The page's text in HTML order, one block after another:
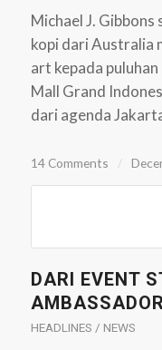
Michael J.
kopi dari Australia
art kepada
Mall Grand
dari agenda
14 Comments /
DARI EVENT
HEADLINES / NEWS